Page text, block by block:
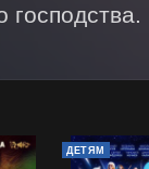
ДЕТЯМ